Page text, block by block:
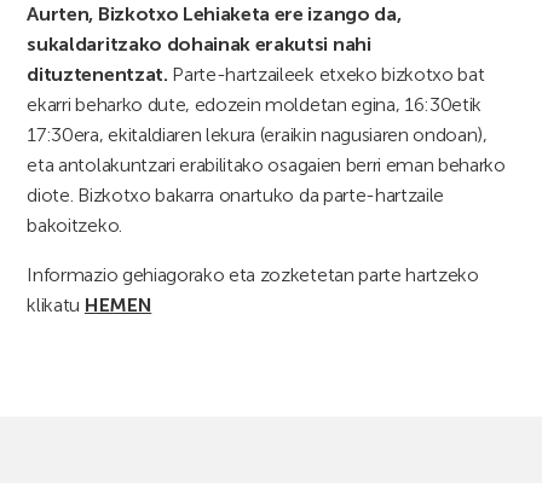
Aurten, Bizkotxo Lehiaketa ere izango da,
sukaldaritzako dohainak erakutsi nahi
dituztenentzat. Parte-hartzaileek etxeko bizkotxo bat
ekarri beharko dute, edozein moldetan egina, 16:30etik
17:30era, ekitaldiaren lekura (eraikin nagusiaren ondoan),
eta antolakuntzari erabilitako osagaien berri eman beharko
diote. Bizkotxo bakarra onartuko da parte-hartzaile
bakoitzeko.
Informazio gehiagorako eta zozketetan parte hartzeko
klikatu HEMEN